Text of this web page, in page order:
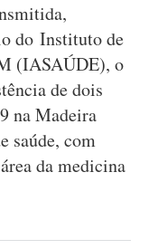
do Instituto de
(IASAÚDE), o
de dois
na Madeira
saúde, com
da medicina